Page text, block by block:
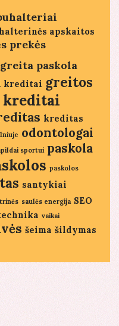
apskaitos
prekės
greita paskola
kreditai greitos
kreditai
kreditas
odontologai
sportui paskola
paskolos
santykiai
saulės energija SEO
vaikai
šeima šildymas